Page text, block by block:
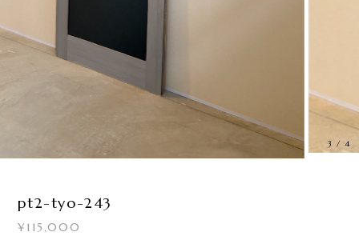
3 /4
pt2-tyo-243
¥115,000